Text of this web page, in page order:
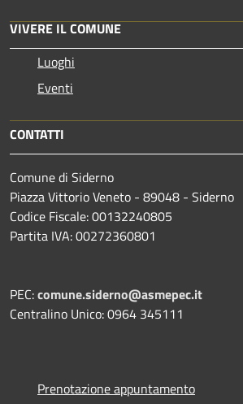
VIVERE IL COMUNE
Luoghi
Eventi
CONTATTI
Comune di Siderno
Piazza Vittorio Veneto - 89048 - Siderno
Codice Fiscale: 00132240805
Partita IVA: 00272360801
PEC:comune.siderno@asmepec.it
Centralino Unico: 0964 345111
Prenotazione appuntamento